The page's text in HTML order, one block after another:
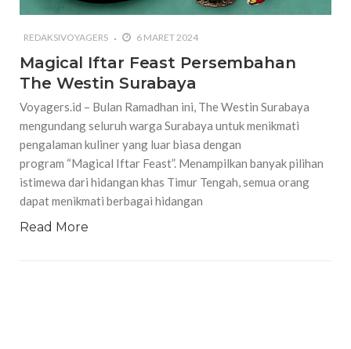
REDAKSIVOYAGERS 6 MARET 2024
Magical Iftar Feast Persembahan
The Westin Surabaya
Voyagers.id – Bulan Ramadhan ini, The Westin Surabaya
mengundang seluruh warga Surabaya untuk menikmati
pengalaman kuliner yang luar biasa dengan
program “Magical Iftar Feast”. Menampilkan banyak pilihan
istimewa dari hidangan khas Timur Tengah, semua orang
dapat menikmati berbagai hidangan
Read More